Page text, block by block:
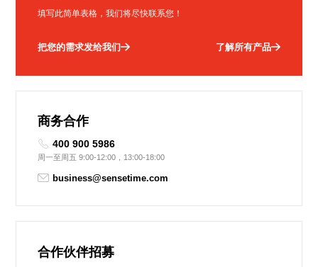
填写此简单表格，我们将尽快联系您！
把您的需求发给我们 了解所有产品
商务合作
400 900 5986
周一至周五 9:00-12:00，13:00-18:00
business@sensetime.com
合作伙伴招募